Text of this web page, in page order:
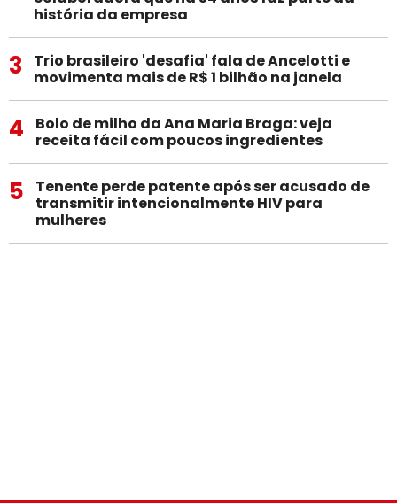
história da empresa
3
Trio brasileiro 'desafia' fala de Ancelotti e
movimenta mais de R$ 1 bilhão na janela
4
Bolo de milho da Ana Maria Braga: veja
receita fácil com poucos ingredientes
5
Tenente perde patente após ser acusado de
transmitir intencionalmente HIV para
mulheres